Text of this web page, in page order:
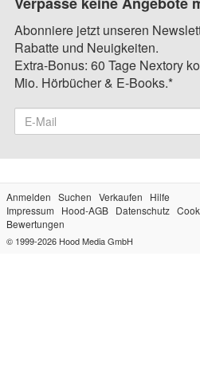
Abonniere jetzt unseren
Rabatte und Neuigkeiten.
Extra-Bonus: 60 Tage Nextory
Mio. Hörbücher & E-Books.*
Anmelden Suchen Verkaufen
Hilfe
Impressum
Hood-AGB Datenschutz
Bewertungen
© 1999-2026 Hood Media GmbH